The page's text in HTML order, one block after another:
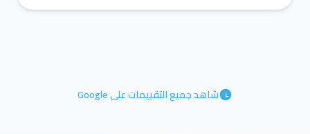
شاهد جميع التقييمات على Google